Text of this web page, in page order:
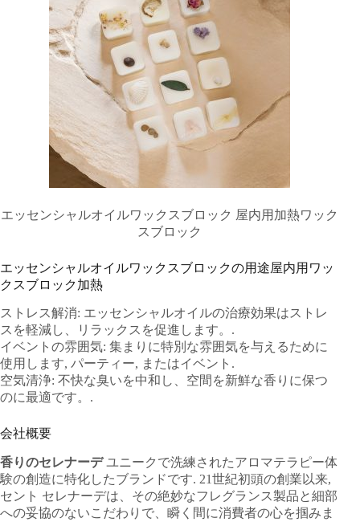
エッセンシャルオイルワックスブロック 屋内用加熱ワック
スブロック
エッセンシャルオイルワックスブロックの用途屋内用ワッ
クスブロック加熱
ストレス解消: エッセンシャルオイルの治療効果はストレ
スを軽減し、リラックスを促進します。.
イベントの雰囲気: 集まりに特別な雰囲気を与えるために
使用します, パーティー, またはイベント.
空気清浄: 不快な臭いを中和し、空間を新鮮な香りに保つ
のに最適です。.
会社概要
香りのセレナーデユニークで洗練されたアロマテラピー体
験の創造に特化したブランドです. 21世紀初頭の創業以来,
セント セレナーデは、その絶妙なフレグランス製品と細部
への妥協のないこだわりで、瞬く間に消費者の心を掴みま